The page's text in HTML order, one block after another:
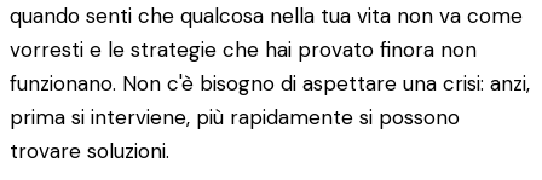
quando senti che qualcosa nella tua vita non va come
vorresti e le strategie che hai provato finora non
funzionano. Non c'è bisogno di aspettare una crisi: anzi,
prima si interviene, più rapidamente si possono
trovare soluzioni.